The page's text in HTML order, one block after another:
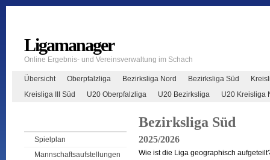
Ligamanager
Online Ergebnis- und Vereinsverwaltung im Schach
Übersicht Oberpfalzliga Bezirksliga Nord Bezirksliga Süd
Kreisliga III Süd
U20 Oberpfalzliga U20 Bezirksliga U20 Kreisliga
Spielplan
Mannschaftsaufstellungen
Bezirksliga Süd
2025/2026
Wie ist die Liga geographisch